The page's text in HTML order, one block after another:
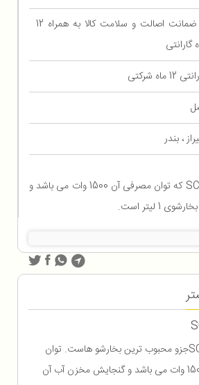
با ضمانت اصالت و سلامت کالا به همراه 12
گارانتی
12 ماه شرکتی
، بندر
بخارشوی کارچر مدل SC2 که توان مصرفی آن 1500 وات می باشد و
لیتر است.
جزو محبوب ترین بخارشو هاست. توان
مصرفی این بخارشو 1500 وات می باشد و گنجایش مخزن آب آن